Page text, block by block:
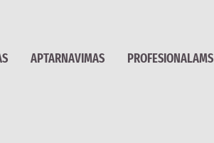
APTARNAVIMAS PROFESIONALAMS